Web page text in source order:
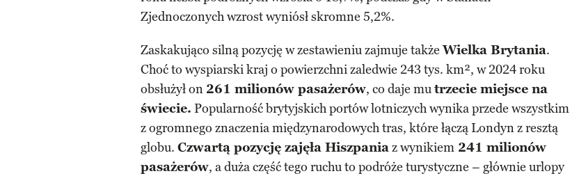
Zjednoczonych wzrost wyniósł skromne 5,2%.
Zaskakująco silną pozycję w zestawieniu zajmuje takżeWielka Brytania.
Choć to wyspiarski kraj o powierzchni zaledwie 243 tys. km², w 2024 roku
obsłużył on 261 milionów pasażerów, co daje mutrzecie miejsce na
świecie. Popularność brytyjskich portów lotniczych wynika przede wszystkim
z ogromnego znaczenia międzynarodowych tras, które łączą Londyn z resztą
globu. Czwartą pozycję zajęła Hiszpaniaz wynikiem 241 milionów
pasażerów, a duża część tego ruchu to podróże turystyczne – głównie urlopy